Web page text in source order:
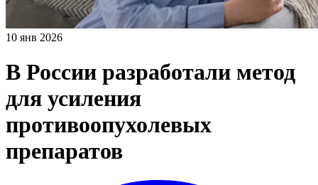
10 янв 2026
В России разработали метод
для усиления
противоопухолевых
препаратов